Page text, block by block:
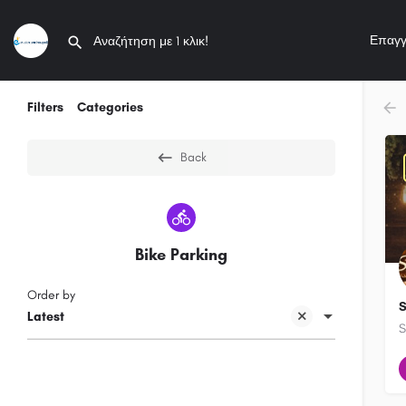
Filters Categories
Back
Bike Parking
Latest
Order by